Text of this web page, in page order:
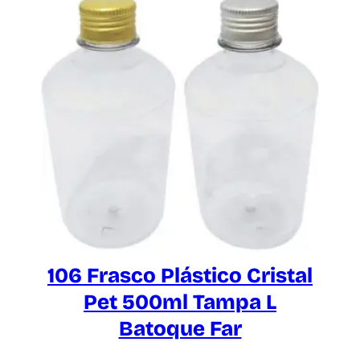
106 Frasco Plástico Cristal
Pet 500ml Tampa L
Batoque Far